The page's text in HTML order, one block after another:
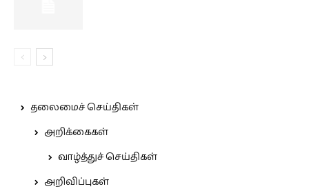
தலைமைச் செய்திகள்
அறிக்கைகள்
வாழ்த்துச் செய்திகள்
அறிவிப்புகள்